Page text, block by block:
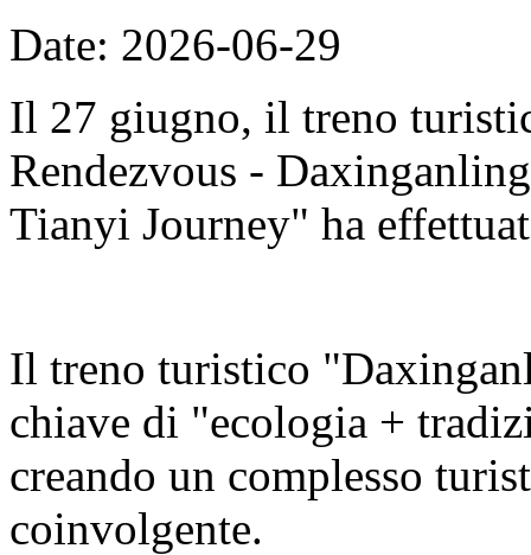
Date: 2026-06-29
Il 27 giugno, il treno
Rendezvous -
Tianyi Journey" ha
Il treno turistico
chiave di "ecologia +
creando un complesso
coinvolgente.